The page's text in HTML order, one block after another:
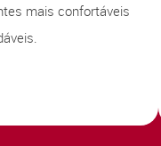
mais confortáveis